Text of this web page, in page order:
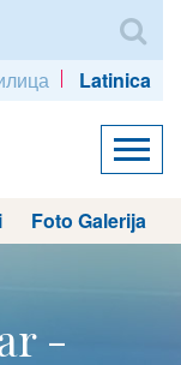
Latinica
Foto Galerija
-